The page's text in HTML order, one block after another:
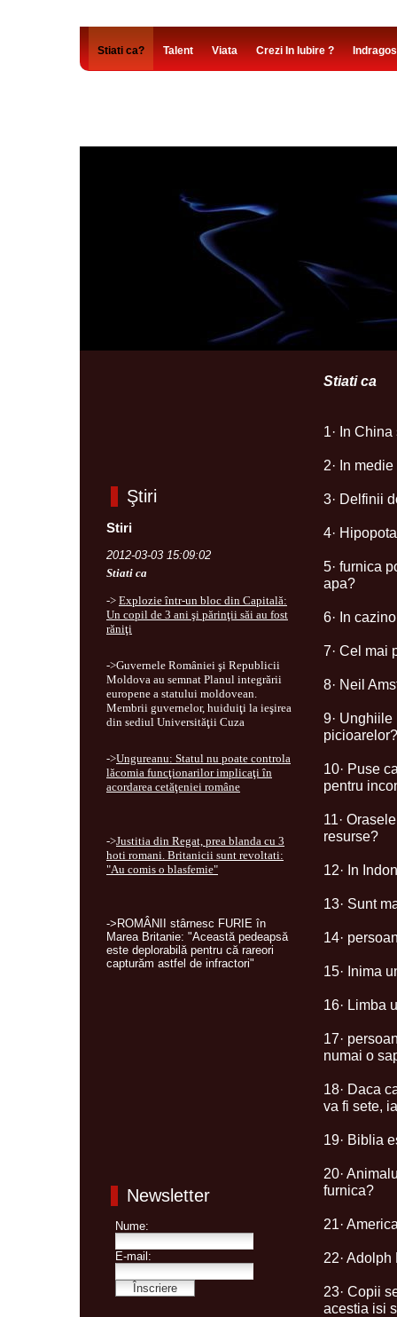
Stiati ca? Talent Viata Crezi In Iubire ?
Stiati ca
1· In
2· In
3· Delfinii
4·
5· furnica
apa?
6· In
7· Cel mai
8· Neil
9·
picioarelor?
10· Puse
pentru
11·
resurse?
12· In
13· Sunt
14·
15· Inima
16· Limba
17·
numai o
18· Daca
va fi sete,
19· Biblia
20·
furnica?
21·
22·
23· Copii
acestia isi
Ştiri
Stiri
2012-03-03 15:09:02
Stiati ca
-> Explozie într-un bloc din Capitală:
Un copil de 3 ani şi părinţii săi au fost
răniţi
->Guvernele României şi Republicii
Moldova au semnat Planul integrării
europene a statului moldovean.
Membrii guvernelor, huiduiţi la ieşirea
din sediul Universităţii Cuza
->Ungureanu: Statul nu poate controla
lăcomia funcţionarilor implicaţi în
acordarea cetăţeniei române
->Justitia din Regat, prea blanda cu 3
hoti romani. Britanicii sunt revoltati:
"Au comis o blasfemie"
-> ROMÂNII stârnesc FURIE în
Marea Britanie: "Această pedeapsă
este deplorabilă pentru că rareori
capturăm astfel de infractori"
Newsletter